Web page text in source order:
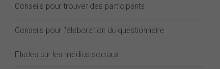
Conseils pour trouver des participants
Conseils pour l'élaboration du questionnaire
Études sur les médias sociaux